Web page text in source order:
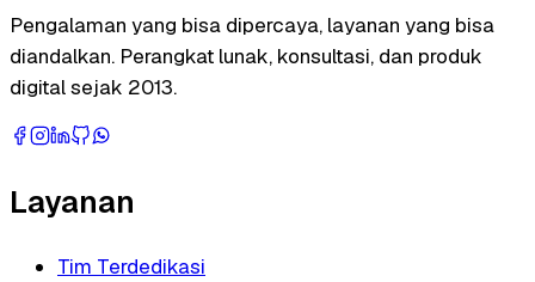
Pengalaman yang bisa dipercaya, layanan yang bisa
diandalkan. Perangkat lunak, konsultasi, dan produk
digital sejak 2013.
Layanan
Tim Terdedikasi